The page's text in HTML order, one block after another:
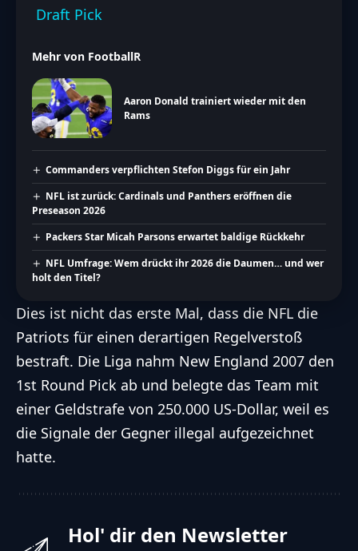
Draft Pick
Mehr von FootballR
Aaron Donald trainiert wieder mit den
Rams
Commanders verpflichten Stefon Diggs für ein Jahr
NFL ist zurück: Cardinals und Panthers eröffnen die
Preseason 2026
Packers Star Micah Parsons erwartet baldige Rückkehr
NFL Umfrage: Wem drückt ihr 2026 die Daumen… und wer
holt den Titel?
Dies ist nicht das erste Mal, dass die NFL die
Patriots für einen derartigen Regelverstoß
bestraft. Die Liga nahm New England 2007 den
1st Round Pick ab und belegte das Team mit
einer Geldstrafe von 250.000 US-Dollar, weil es
die Signale der Gegner illegal aufgezeichnet
hatte.
Hol' dir den Newsletter